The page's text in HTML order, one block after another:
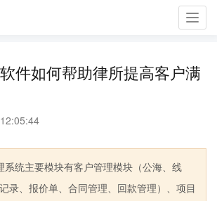
件如何帮助律所提高客户满
主要模块有客户管理模块（公海、线
录、报价单、合同管理、回款管理）、项目